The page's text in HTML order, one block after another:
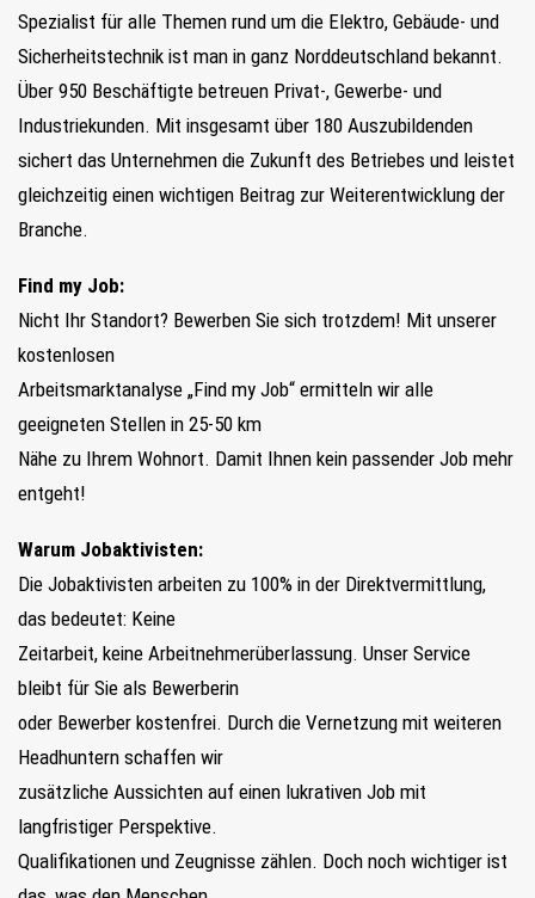
Spezialist für alle Themen rund um die Elektro, Gebäude- und
Sicherheitstechnik ist man in ganz Norddeutschland bekannt.
Über 950 Beschäftigte betreuen Privat-, Gewerbe- und
Industriekunden. Mit insgesamt über 180 Auszubildenden
sichert das Unternehmen die Zukunft des Betriebes und leistet
gleichzeitig einen wichtigen Beitrag zur Weiterentwicklung der
Branche.
Find my Job:
Nicht Ihr Standort? Bewerben Sie sich trotzdem! Mit unserer
kostenlosen
Arbeitsmarktanalyse „Find my Job“ ermitteln wir alle
geeigneten Stellen in 25-50 km
Nähe zu Ihrem Wohnort. Damit Ihnen kein passender Job mehr
entgeht!
Warum Jobaktivisten:
Die Jobaktivisten arbeiten zu 100% in der Direktvermittlung,
das bedeutet: Keine
Zeitarbeit, keine Arbeitnehmerüberlassung. Unser Service
bleibt für Sie als Bewerberin
oder Bewerber kostenfrei. Durch die Vernetzung mit weiteren
Headhuntern schaffen wir
zusätzliche Aussichten auf einen lukrativen Job mit
langfristiger Perspektive.
Qualifikationen und Zeugnisse zählen. Doch noch wichtiger ist